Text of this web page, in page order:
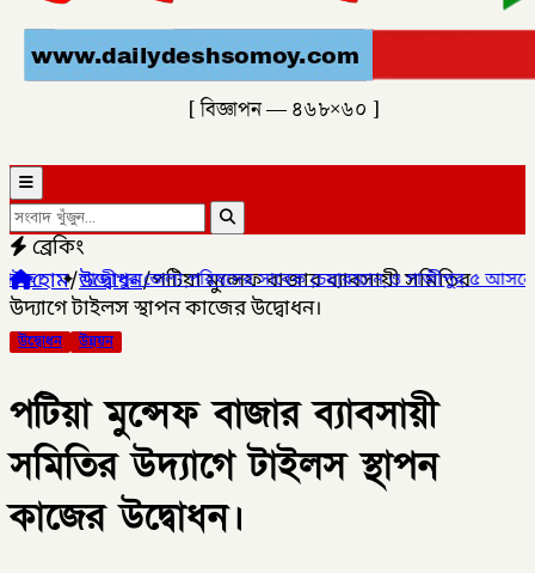
[ বিজ্ঞাপন — ৪৬৮×৬০ ]
ব্রেকিং
জেলা পরিষদের সাবেক চেয়ারম্যান ও গাজীপুর ৫ আসনের সাবেক
হোম/উদ্বোধন/পটিয়া মুন্সেফ বাজার ব্যাবসায়ী সমিতির
উদ্যাগে টাইলস স্থাপন কাজের উদ্বোধন।
উদ্বোধন উন্নয়ন
পটিয়া মুন্সেফ বাজার ব্যাবসায়ী
সমিতির উদ্যাগে টাইলস স্থাপন
কাজের উদ্বোধন।